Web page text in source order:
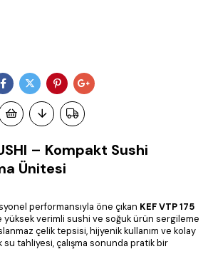
– Kompakt Sushi
Ünitesi
performansıyla öne çıkan KEF VTP 175
yüksek verimli sushi ve soğuk ürün sergileme
çelik tepsisi, hijyenik kullanım ve kolay
su tahliyesi, çalışma sonunda pratik bir